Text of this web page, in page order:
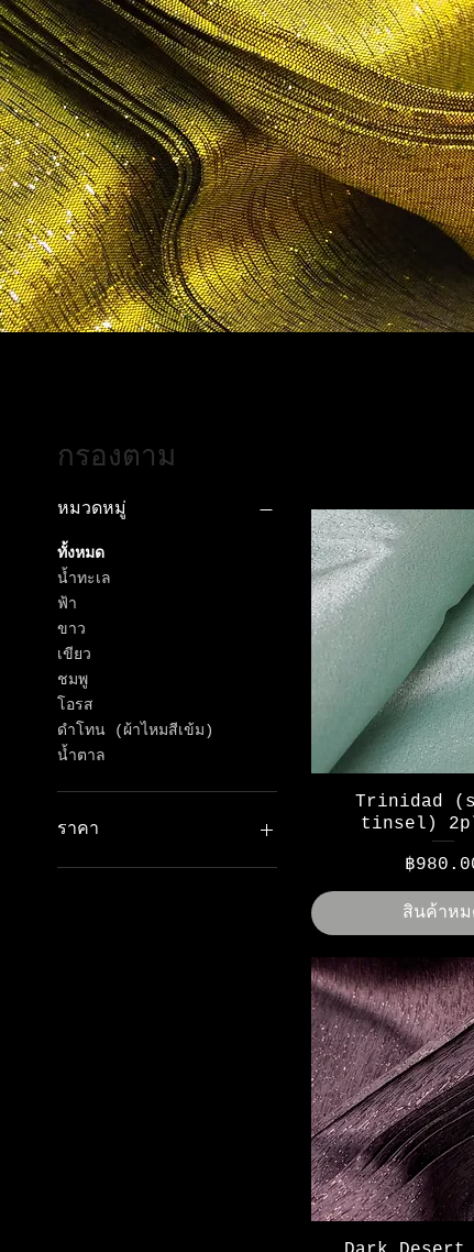
กรองตาม
หมวดหมู่
ทั้งหมด
น้ำทะเล
ฟ้า
ขาว
เขียว
ชมพู
โอรส
ดำโทน (ผ้าไหมสีเข้ม)
น้ำตาล
ราคา
ดูข้อมูลด่
Trinidad
tinsel)
ราคา
฿
สินค้าหม